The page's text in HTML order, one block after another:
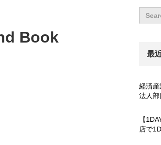
Book
最
経済
法人部
【
店で